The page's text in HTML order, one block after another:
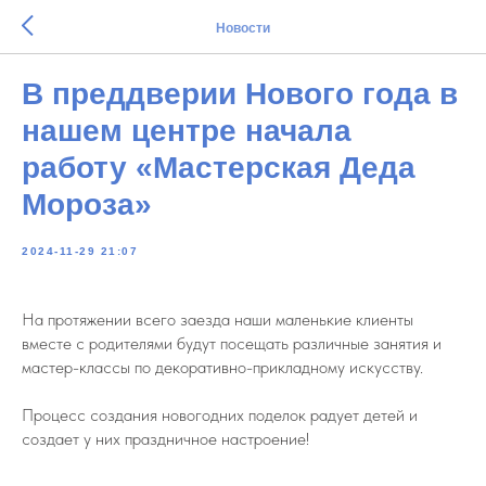
Новости
В преддверии Нового года в
нашем центре начала
работу «Мастерская Деда
Мороза»
2024-11-29 21:07
На протяжении всего заезда наши маленькие клиенты
вместе с родителями будут посещать различные занятия и
мастер-классы по декоративно-прикладному искусству.
Процесс создания новогодних поделок радует детей и
создает у них праздничное настроение!